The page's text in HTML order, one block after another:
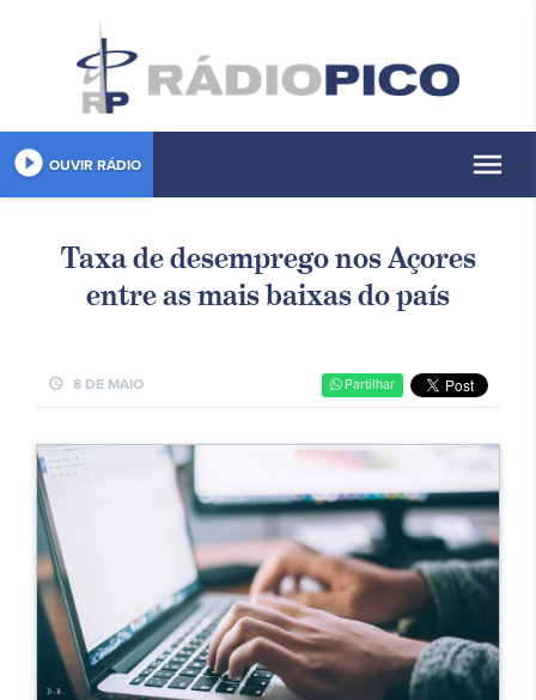
play_circle_filled OUVIR RÁDIO menu
Taxa de desemprego nos Açores
entre as mais baixas do país
schedule 8 DE MAIO Partilhar